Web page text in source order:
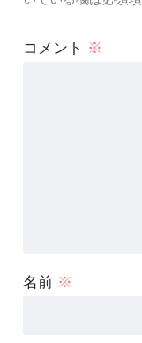
コメント ※
名前 ※